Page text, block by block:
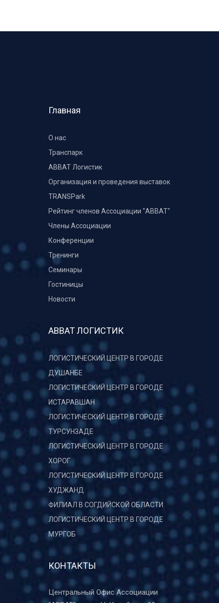
Главная
О нас
Транспарк
ABBAT Логистик
Организация и проведения выставок
TRANSPark
Рейтинг членов Ассоциации "АВВАТ"
Члены Ассоциации
Конференции
Тренинги
Семинары
Гостиницы
Новости
АВВАТ ЛОГИСТИК
ЛОГИСТИЧЕСКИЙ ЦЕНТР В ГОРОДЕ
ДУШАНБЕ
ЛОГИСТИЧЕСКИЙ ЦЕНТР В ГОРОДЕ
ИСТАРАВШАН
ЛОГИСТИЧЕСКИЙ ЦЕНТР В ГОРОДЕ
ТУРСУНЗАДЕ
ЛОГИСТИЧЕСКИЙ ЦЕНТР В ГОРОДЕ
ХОРОГ
ЛОГИСТИЧЕСКИЙ ЦЕНТР В ГОРОДЕ
ХУДЖАНД
ФИЛИАЛ В СОГДИЙСКОЙ ОБЛАСТИ
ЛОГИСТИЧЕСКИЙ ЦЕНТР В ГОРОДЕ
МУРГОБ
КОНТАКТЫ
Центральный Офис Ассоциации